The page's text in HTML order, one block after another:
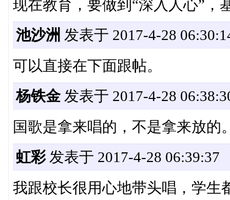
现在教育，要做到“深入人心”，
池沙洲 发表于 2017-4-28
可以直接在下面跟帖。
杨铁金发表于 2017-4-28
国歌是拿来唱的，不是拿来放的
虹彩发表于 2017-4-28 06:39:37
我跟校长很用心地带头唱，学生